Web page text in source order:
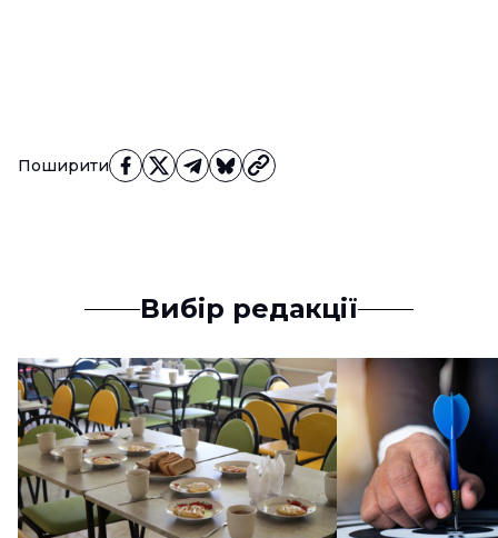
Поширити
Вибір редакції